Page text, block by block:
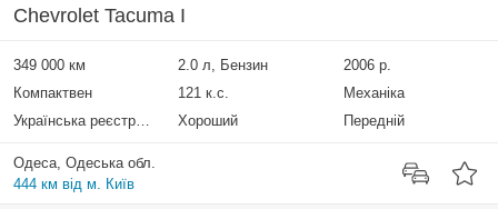
Chevrolet Tacuma I
349 000 км 2.0 л, Бензин
2006 р.
Компактвен
121 к.с.
Механіка
Українська реєстрація
Хороший Передній
Одеса, Одеська обл.
444 км від м. Київ